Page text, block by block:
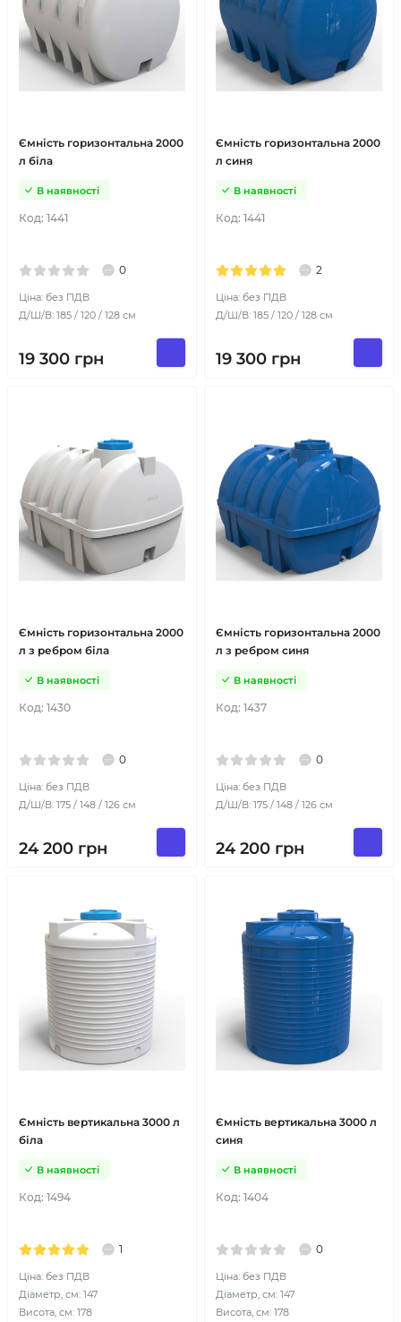
Ємність горизонтальна 2000
л біла
Код: 1441
В наявності
0
Ціна: без ПДВ
Д/Ш/В: 185 / 120 / 128 см
19 300 грн
Ємність горизонтальна 2000
л синя
Код: 1441
В наявності
2
Ціна: без ПДВ
Д/Ш/В: 185 / 120 / 128 см
19 300 грн
Ємність горизонтальна 2000
л з ребром біла
Код: 1430
В наявності
0
Ціна: без ПДВ
Д/Ш/В: 175 / 148 / 126 см
24 200 грн
Ємність горизонтальна 2000
л з ребром синя
Код: 1437
В наявності
0
Ціна: без ПДВ
Д/Ш/В: 175 / 148 / 126 см
24 200 грн
Ємність вертикальна 3000 л
біла
Код: 1494
В наявності
1
Ціна: без ПДВ
Діаметр, см: 147
Висота, см: 178
Ємність вертикальна 3000 л
синя
Код: 1404
В наявності
0
Ціна: без ПДВ
Діаметр, см: 147
Висота, см: 178